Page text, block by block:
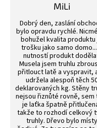
MiLi
Dobrý den, zaslání
bylo opravdu rychlé.
bohužel kvalita produktu
trošku jako samo
nutností produkt
Musela jsem truhlu
přitlouct latě a vyspravit,
udržela alespoň těch
deklarovaných kg. Stěny
nejsou řiznůté rovně, sem
je laťka špatně
takže to rozhodí celkový
truhly. Dřevo bylo místy